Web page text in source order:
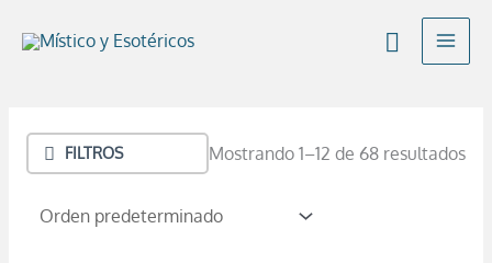
Buscar
FILTROS Mostrando 1–12 de 68 resultados